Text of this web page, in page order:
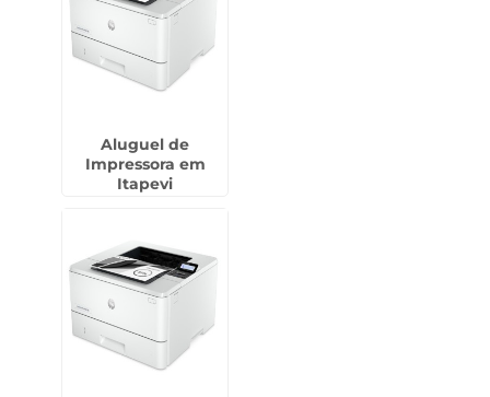
Aluguel de
Impressora em
Itapevi